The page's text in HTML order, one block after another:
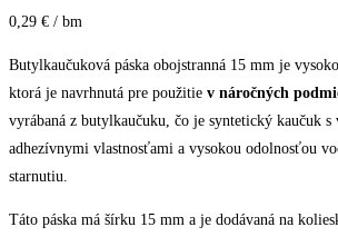
0,29 € / bm
Butylkaučuková páska obojstranná 15 mm je
ktorá je navrhnutá pre použitie v náročných
vyrábaná z butylkaučuku, čo je syntetický kaučuk
adhezívnymi vlastnosťami a vysokou odolnosťou
starnutiu.
Táto páska má šírku 15 mm a je dodávaná na